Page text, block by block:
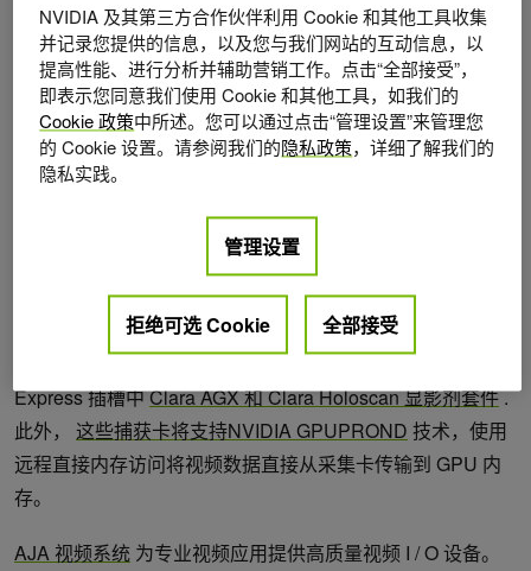
SDK用于开发人工智能模型。今天在 GTC 上宣布，Clara
HoloscanMGX，用于构建软件定义的医疗设备的医疗级平
台，将是2023 年可用于生产准备部署 。
Clara Holoscan 现在支持九个前端合作伙伴，医疗设备开发
人员可以添加人工智能功能，以增强人类的判读能力，最大
为外科视频应用提供低延迟流媒体
NVIDIA 已与几家领先的视频采集卡制造商合作，为这些卡
提供软件驱动程序支持，以将其插入到系统中的 PCI
Express 插槽中Clara AGX 和 ClaraHoloscan显影剂套件.
此外， 这些捕获卡将支持NVIDIA GPUPROND 技术，使用
远程直接内存访问将视频数据直接从采集卡传输到 GPU 内
存。
AJA 视频系统 为专业视频应用提供高质量视频 I / O 设备。
NVIDIA 及其第三方合作伙伴利用 Cookie 和其他工具收集
并记录您提供的信息，以及您与我们网站的互动信息，以
提高性能、进行分析并辅助营销工作。点击“全部接受”，
即表示您同意我们使用 Cookie 和其他工具，如我们的
Cookie 政策中所述。您可以通过点击“管理设置”来管理您
的 Cookie 设置。请参阅我们的隐私政策，详细了解我们的
隐私实践。
管理设置
拒绝可选 Cookie 全部接受